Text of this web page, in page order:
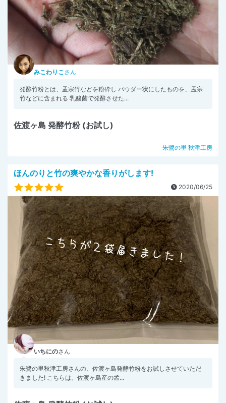
みこわりこさん
発酵竹粉とは、孟宗竹などを粉砕し パウダー状にしたものを、孟宗
竹などに含まれる 乳酸菌で発酵させた...
佐渡ヶ島 発酵竹粉 (お試し)
朱鷺の里 秋津工房
ほんのりと竹の爽やかな香りがします!
2020/06/25
いちにのさん
朱鷺の里秋津工房さんの、佐渡ヶ島発酵竹粉をお試しさせていただ
きました! こちらは、佐渡ヶ島産の孟...